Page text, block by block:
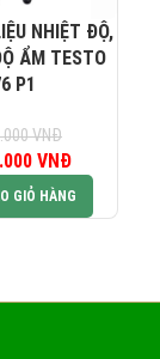
NHIỆT ĐỘ,
ẨM TESTO
P1
VNĐ
gốc là:
VNĐ.
VNĐ
19.300.000
GIỎ HÀNG
186